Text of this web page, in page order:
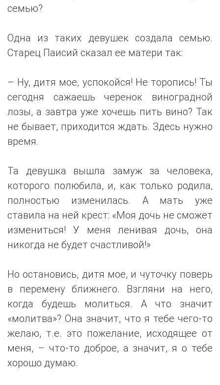
семью?
Одна из таких девушек создала семью.
Старец Паисий сказал ее матери так:
– Ну, дитя мое, успокойся! Не торопись! Ты
сегодня сажаешь черенок виноградной
лозы, а завтра уже хочешь пить вино? Так
не бывает, приходится ждать. Здесь нужно
время.
Та девушка вышла замуж за человека,
которого полюбила, и, как только родила,
полностью изменилась. А мать уже
ставила на ней крест: «Моя дочь не сможет
измениться! У меня ленивая дочь, она
никогда не будет счастливой!»
Но остановись, дитя мое, и чуточку поверь
в перемену ближнего. Взгляни на него,
когда будешь молиться. А что значит
«молитва»? Она значит, что я тебе чего-то
желаю, т.е. это пожелание, исходящее от
меня, – что-то доброе, а значит, я о тебе
хорошо думаю.